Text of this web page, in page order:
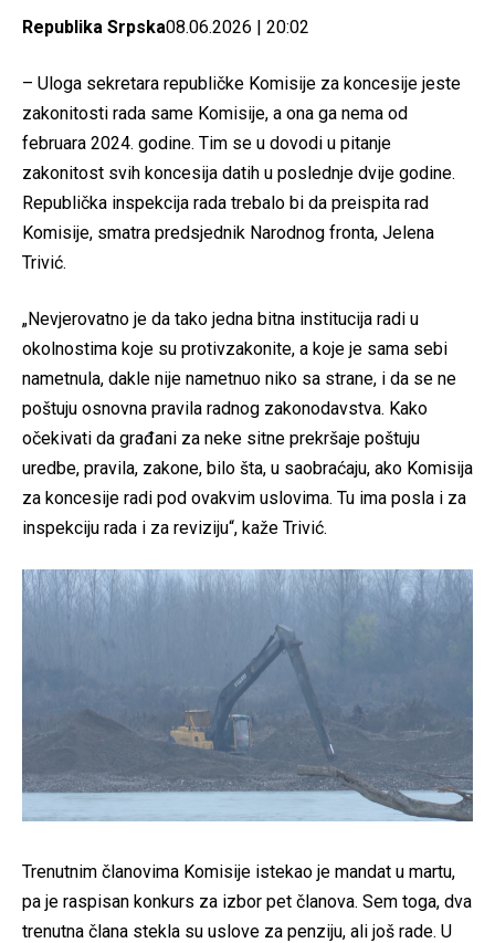
Republika Srpska08.06.2026 | 20:02
– Uloga sekretara republičke Komisije za koncesije jeste
zakonitosti rada same Komisije, a ona ga nema od
februara 2024. godine. Tim se u dovodi u pitanje
zakonitost svih koncesija datih u poslednje dvije godine.
Republička inspekcija rada trebalo bi da preispita rad
Komisije, smatra predsjednik Narodnog fronta, Jelena
Trivić.
„Nevjerovatno je da tako jedna bitna institucija radi u
okolnostima koje su protivzakonite, a koje je sama sebi
nametnula, dakle nije nametnuo niko sa strane, i da se ne
poštuju osnovna pravila radnog zakonodavstva. Kako
očekivati da građani za neke sitne prekršaje poštuju
uredbe, pravila, zakone, bilo šta, u saobraćaju, ako Komisija
za koncesije radi pod ovakvim uslovima. Tu ima posla i za
inspekciju rada i za reviziju“, kaže Trivić.
Trenutnim članovima Komisije istekao je mandat u martu,
pa je raspisan konkurs za izbor pet članova. Sem toga, dva
trenutna člana stekla su uslove za penziju, ali još rade. U